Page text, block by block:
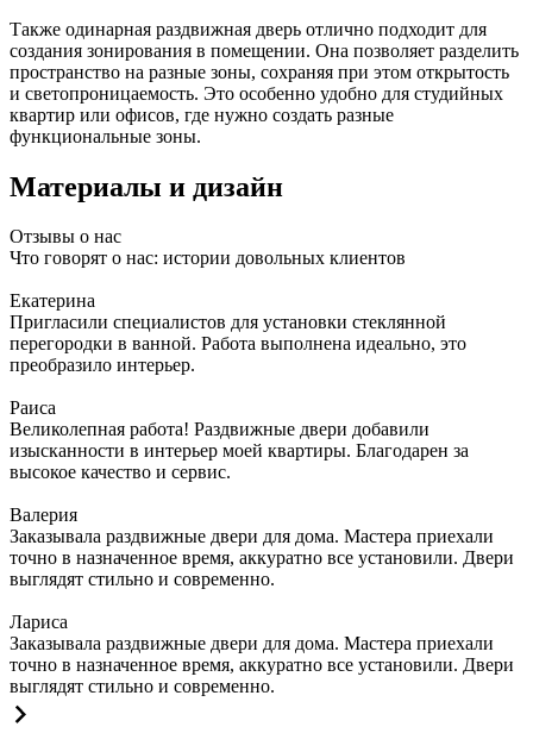
Также одинарная раздвижная дверь отлично подходит для
создания зонирования в помещении. Она позволяет разделить
пространство на разные зоны, сохраняя при этом открытость
и светопроницаемость. Это особенно удобно для студийных
квартир или офисов, где нужно создать разные
функциональные зоны.
Материалы и дизайн
Отзывы о нас
Что говорят о нас: истории довольных клиентов
Екатерина
Пригласили специалистов для установки стеклянной
перегородки в ванной. Работа выполнена идеально, это
преобразило интерьер.
Раиса
Великолепная работа! Раздвижные двери добавили
изысканности в интерьер моей квартиры. Благодарен за
высокое качество и сервис.
Валерия
Заказывала раздвижные двери для дома. Мастера приехали
точно в назначенное время, аккуратно все установили. Двери
выглядят стильно и современно.
Лариса
Заказывала раздвижные двери для дома. Мастера приехали
точно в назначенное время, аккуратно все установили. Двери
выглядят стильно и современно.